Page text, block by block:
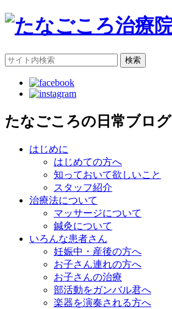
検索
たなごころの日常ブログ
はじめに
はじめての方へ
知っておいて欲しいこと
スタッフ紹介
治療法について
マッサージについて
鍼灸について
いろんな患者さん
妊娠中・産後の方へ
お子さん連れの方へ
お子さんの治療
部活動をガンバル君へ
楽器を演奏される方へ